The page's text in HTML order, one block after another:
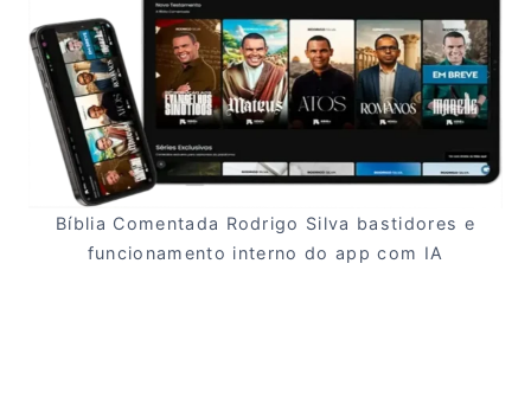
Bíblia Comentada Rodrigo Silva bastidores e
funcionamento interno do app com IA